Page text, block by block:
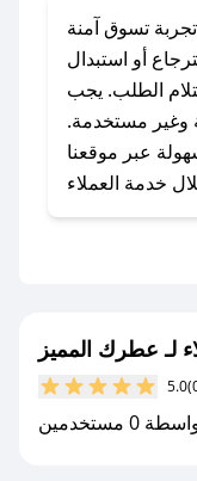
### كيف تحصل على كوبونات خصم حصرية من
عطرك المميز؟
قم بما
يلي:
- اضغط على أيقونة متابعة لمتجر عطرك المميز في
جديد.
مشترياتك مع
تسوق آمنة
أو استبدال
7 أيام من استلام الطلب. يجب
وغير مستخدمة.
عبر موقعنا
لـ عطرك المميز
5.0